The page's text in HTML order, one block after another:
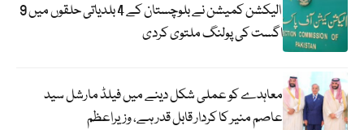
الیکشن کمیشن نے بلوچستان کے 4 بلدیاتی حلقوں میں 9
اگست کی پولنگ ملتوی کردی
معاہدے کو عملی شکل دینے میں فیلڈ مارشل سید
عاصم منیر کا کردار قابل قدر ہے، وزیراعظم